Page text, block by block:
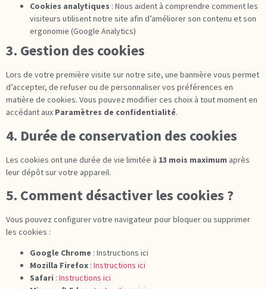
Cookies analytiques : Nous aident à comprendre comment les
visiteurs utilisent notre site afin d’améliorer son contenu et son
ergonomie (Google Analytics)
3. Gestion des cookies
Lors de votre première visite sur notre site, une bannière vous permet
d’accepter, de refuser ou de personnaliser vos préférences en
matière de cookies. Vous pouvez modifier ces choix à tout moment en
accédant aux Paramètres de confidentialité.
4. Durée de conservation des cookies
Les cookies ont une durée de vie limitée à 13 mois maximum après
leur dépôt sur votre appareil.
5. Comment désactiver les cookies ?
Vous pouvez configurer votre navigateur pour bloquer ou supprimer
les cookies :
Google Chrome : Instructions ici
Mozilla Firefox : Instructions ici
Safari : Instructions ici